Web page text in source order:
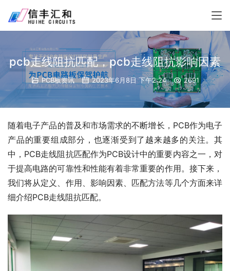
pcb走线阻抗匹配，pcb走线阻抗影响因素
PCB板资讯 2023年6月8日 下午2:24 2691
随着电子产品的普及和市场需求的不断增长，PCB作为电子
产品的重要组成部分，也逐渐受到了越来越多的关注。其
中，PCB走线阻抗匹配作为PCB设计中的重要内容之一，对
于提高电路的可靠性和性能有着非常重要的作用。接下来，
我们将从定义、作用、影响因素、匹配方法等几个方面来详
细介绍PCB走线阻抗匹配。